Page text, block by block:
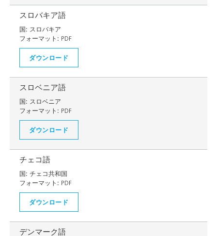
スロバキア語
国: スロバキア
フォーマット: PDF
ダウンロード
スロベニア語
国: スロベニア
フォーマット: PDF
ダウンロード
チェコ語
国: チェコ共和国
フォーマット: PDF
ダウンロード
デンマーク語